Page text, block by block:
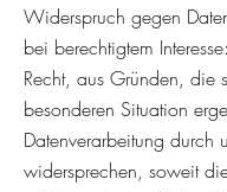
Widerspruch gegen
bei berechtigtem
Recht, aus Gründen, die
besonderen Situation
Datenverarbeitung durch
widersprechen, soweit